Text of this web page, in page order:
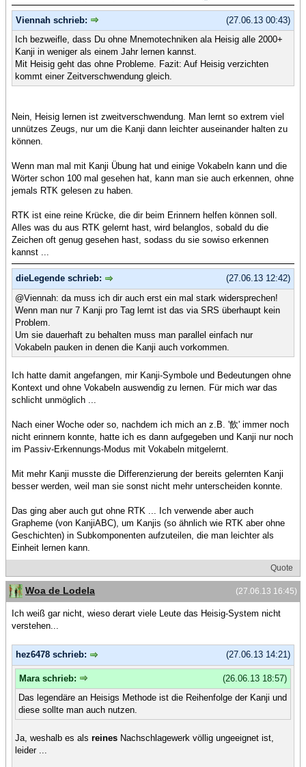
(27.06.13 00:43)
Viennah schrieb:
Ich bezweifle, dass Du ohne Mnemotechniken ala Heisig alle 2000+
Kanji in weniger als einem Jahr lernen kannst.
Mit Heisig geht das ohne Probleme. Fazit: Auf Heisig verzichten
kommt einer Zeitverschwendung gleich.
Nein, Heisig lernen ist zweitverschwendung. Man lernt so extrem viel
unnützes Zeugs, nur um die Kanji dann leichter auseinander halten zu
können.
Wenn man mal mit Kanji Übung hat und einige Vokabeln kann und die
Wörter schon 100 mal gesehen hat, kann man sie auch erkennen, ohne
jemals RTK gelesen zu haben.
RTK ist eine reine Krücke, die dir beim Erinnern helfen können soll.
Alles was du aus RTK gelernt hast, wird belanglos, sobald du die
Zeichen oft genug gesehen hast, sodass du sie sowiso erkennen
kannst ...
(27.06.13 12:42)
dieLegende schrieb:
@Viennah: da muss ich dir auch erst ein mal stark widersprechen!
Wenn man nur 7 Kanji pro Tag lernt ist das via SRS überhaupt kein
Problem.
Um sie dauerhaft zu behalten muss man parallel einfach nur
Vokabeln pauken in denen die Kanji auch vorkommen.
Ich hatte damit angefangen, mir Kanji-Symbole und Bedeutungen ohne
Kontext und ohne Vokabeln auswendig zu lernen. Für mich war das
schlicht unmöglich ...
Nach einer Woche oder so, nachdem ich mich an z.B. '飲' immer noch
nicht erinnern konnte, hatte ich es dann aufgegeben und Kanji nur noch
im Passiv-Erkennungs-Modus mit Vokabeln mitgelernt.
Mit mehr Kanji musste die Differenzierung der bereits gelernten Kanji
besser werden, weil man sie sonst nicht mehr unterscheiden konnte.
Das ging aber auch gut ohne RTK ... Ich verwende aber auch
Grapheme (von KanjiABC), um Kanjis (so ähnlich wie RTK aber ohne
Geschichten) in Subkomponenten aufzuteilen, die man leichter als
Einheit lernen kann.
Quote
(27.06.13 16:45)
Woa de Lodela
Ich weiß gar nicht, wieso derart viele Leute das Heisig-System nicht
verstehen...
(27.06.13 14:21)
hez6478 schrieb:
(26.06.13 18:57)
Mara schrieb:
Das legendäre an Heisigs Methode ist die Reihenfolge der Kanji und
diese sollte man auch nutzen.
Ja, weshalb es als reines Nachschlagewerk völlig ungeeignet ist,
leider ...